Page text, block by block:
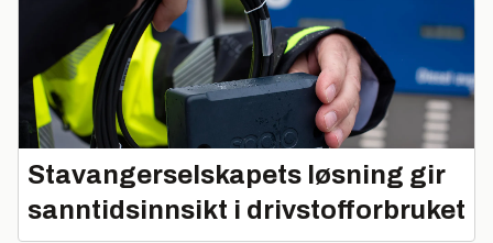
Stavangerselskapets løsning gir
sanntidsinnsikt i drivstofforbruket